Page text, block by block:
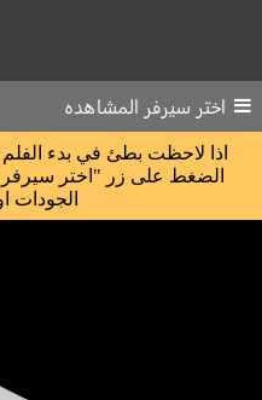
اختر سيرفر المشاهده
اذا لاحظت بطئ في بدء
الضغط على زر "اختر سيرفر
الجودات